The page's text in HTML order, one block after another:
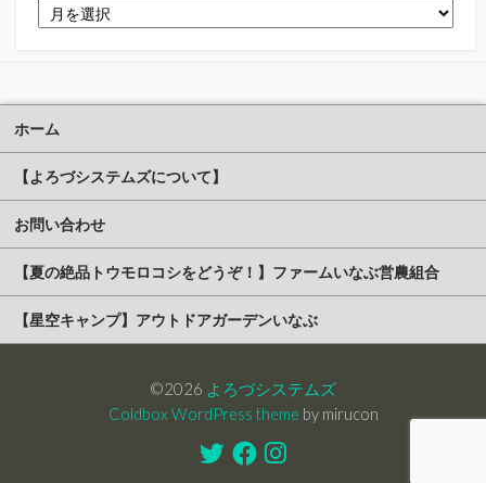
ー
ホーム
【よろづシステムズについて】
お問い合わせ
【夏の絶品トウモロコシをどうぞ！】ファームいなぶ営農組合
【星空キャンプ】アウトドアガーデンいなぶ
©2026 よろづシステムズ
Coldbox WordPress theme by mirucon
TwitterFacebookInstagram